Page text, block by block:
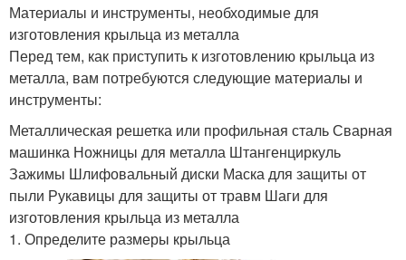
Материалы и инструменты, необходимые для
изготовления крыльца из металла
Перед тем, как приступить к изготовлению крыльца из
металла, вам потребуются следующие материалы и
инструменты:
Металлическая решетка или профильная сталь Сварная
машинка Ножницы для металла Штангенциркуль
Зажимы Шлифовальный диски Маска для защиты от
пыли Рукавицы для защиты от травм Шаги для
изготовления крыльца из металла
1. Определите размеры крыльца